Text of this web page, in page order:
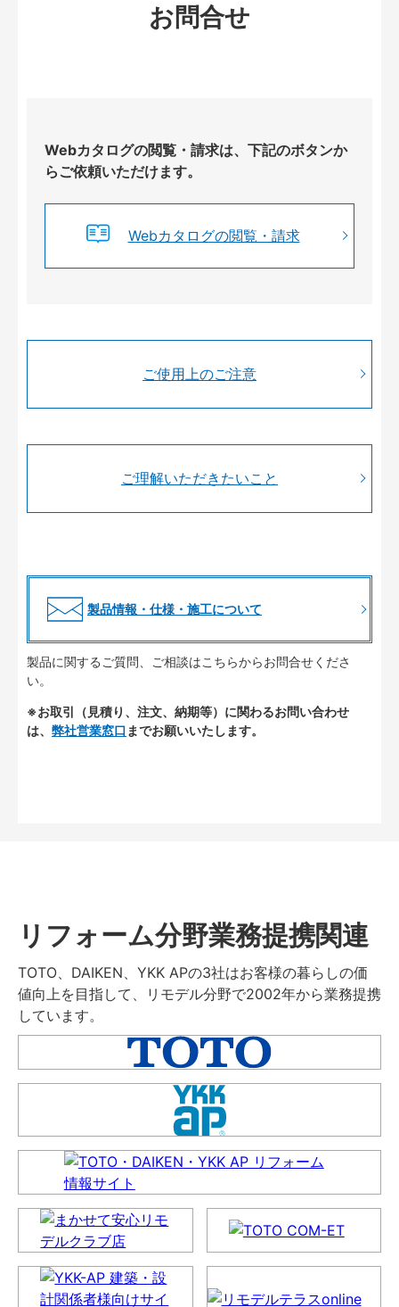
お問合せ
Webカタログの閲覧・請求は、下記のボタンか
らご依頼いただけます。
Webカタログの閲覧・請求
ご使用上のご注意
ご理解いただきたいこと
製品情報・仕様・施工について
製品に関するご質問、ご相談はこちらからお問合せくださ
い。
※お取引（見積り、注文、納期等）に関わるお問い合わせ
は、 弊社営業窓口 までお願いいたします。
リフォーム分野業務提携関連
TOTO、DAIKEN、YKK APの3社はお客様の暮らしの価
値向上を目指して、リモデル分野で2002年から業務提携
しています。